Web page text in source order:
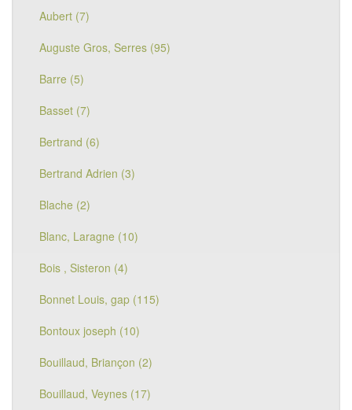
Aubert (7)
Auguste Gros, Serres (95)
Barre (5)
Basset (7)
Bertrand (6)
Bertrand Adrien (3)
Blache (2)
Blanc, Laragne (10)
Bois , Sisteron (4)
Bonnet Louis, gap (115)
Bontoux joseph (10)
Bouillaud, Briançon (2)
Bouillaud, Veynes (17)